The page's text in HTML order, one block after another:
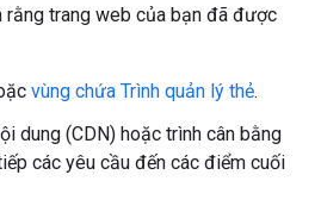
rằng trang web của bạn đã được
vùng chứa Trình quản lý thẻ.
dung (CDN) hoặc trình cân bằng
các yêu cầu đến các điểm cuối